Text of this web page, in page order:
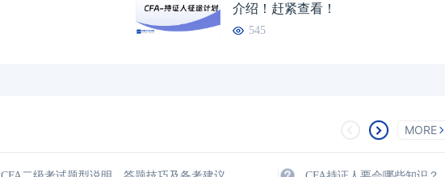
介绍！赶紧查看！
545
MORE
2026-01-17 2026年全年CFA考试时间汇总